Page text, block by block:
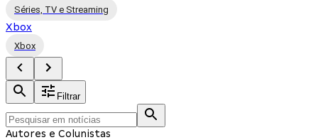
Séries, TV e Streaming
Xbox
Xbox
Filtrar
Autores e Colunistas